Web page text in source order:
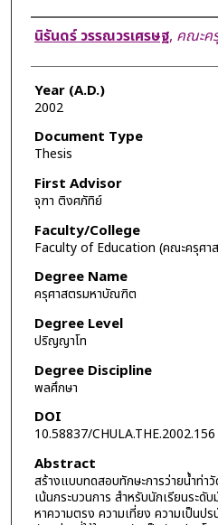
Author
นิรันดร์ วรรณวรเศรษฐ, คณะค
Year (A.D.)
2002
Document Type
Thesis
First Advisor
จุฑา ติงศภัทิย์
Faculty/College
Faculty of Education (คณะครุศา
Degree Name
ครุศาสตรมหาบัณฑิต
Degree Level
ปริญญาโท
Degree Discipline
พลศึกษา
DOI
10.58837/CHULA.THE.2002.156
Abstract
สร้างแบบทดสอบทักษะการว่ายน้ำท่
เน้นกระบวนการ สำหรับนักเรียนระ
หาความตรง ความเที่ยง ความเป็น